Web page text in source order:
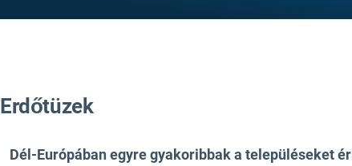
Erdőtüzek
Dél-Európában egyre gyakoribbak a településeket